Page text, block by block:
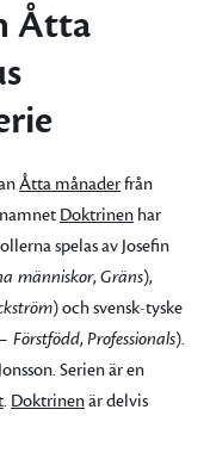
Åtta
Åtta månaderfrån
Doktrinen har
spelas av Josefin
människor, Gräns),
) och svensk-tyske
Förstfödd, Professionals).
Serien är en
. Doktrinenär delvis